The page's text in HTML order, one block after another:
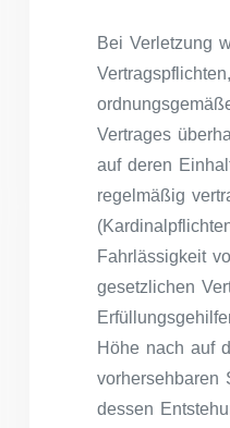
Bei Verletzung
Vertrages
auf deren
regelmäßig
Fahrlässigkeit
gesetzlichen
Höhe nach auf
vorhersehbaren
dessen